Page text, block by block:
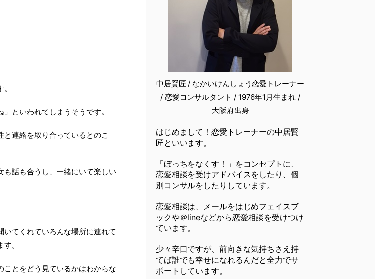
といわれてしまうそうです。
連絡を取り合っているとのこ
話も合うし、一緒にいて楽しい
いてくれていろんな場所に連れて
。
とをどう見ているかはわからな
中居賢匠 / なかいけんしょう恋愛トレーナー
/ 恋愛コンサルタント / 1976年1月生まれ /
大阪府出身
はじめまして！恋愛トレーナーの中居賢
匠といいます。
「ぼっちをなくす！」をコンセプトに、
恋愛相談を受けアドバイスをしたり、個
別コンサルをしたりしています。
恋愛相談は、メールをはじめフェイスブ
ックや＠lineなどから恋愛相談を受けつけ
ています。
少々辛口ですが、前向きな気持ちさえ持
てば誰でも幸せになれるんだと全力でサ
ポートしています。